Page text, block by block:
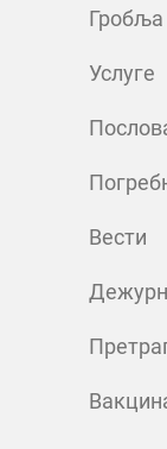
Гробља
Услуге
Вести